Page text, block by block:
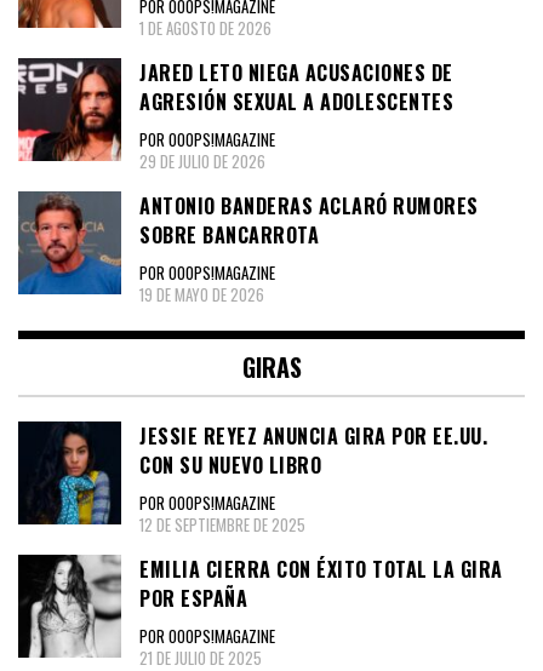
POR OOOPS!MAGAZINE
1 DE AGOSTO DE 2026
JARED LETO NIEGA ACUSACIONES DE
AGRESIÓN SEXUAL A ADOLESCENTES
POR OOOPS!MAGAZINE
29 DE JULIO DE 2026
ANTONIO BANDERAS ACLARÓ RUMORES
SOBRE BANCARROTA
POR OOOPS!MAGAZINE
19 DE MAYO DE 2026
GIRAS
JESSIE REYEZ ANUNCIA GIRA POR EE.UU.
CON SU NUEVO LIBRO
POR OOOPS!MAGAZINE
12 DE SEPTIEMBRE DE 2025
EMILIA CIERRA CON ÉXITO TOTAL LA GIRA
POR ESPAÑA
POR OOOPS!MAGAZINE
21 DE JULIO DE 2025